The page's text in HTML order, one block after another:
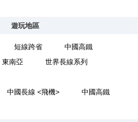
遊玩地區
短線跨省
中國高鐵
東南亞
世界長線系列
中國長線 <飛機>
中國高鐵